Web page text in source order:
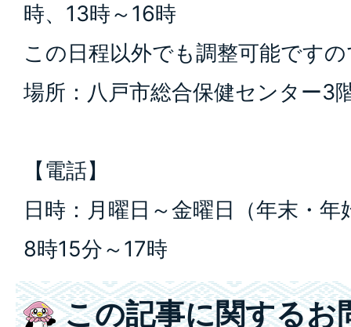
時、13時～16時
この日程以外でも調整可能です
場所：八戸市総合保健センター3
【電話】
日時：月曜日～金曜日（年末・年
8時15分～17時
この記事に関するお